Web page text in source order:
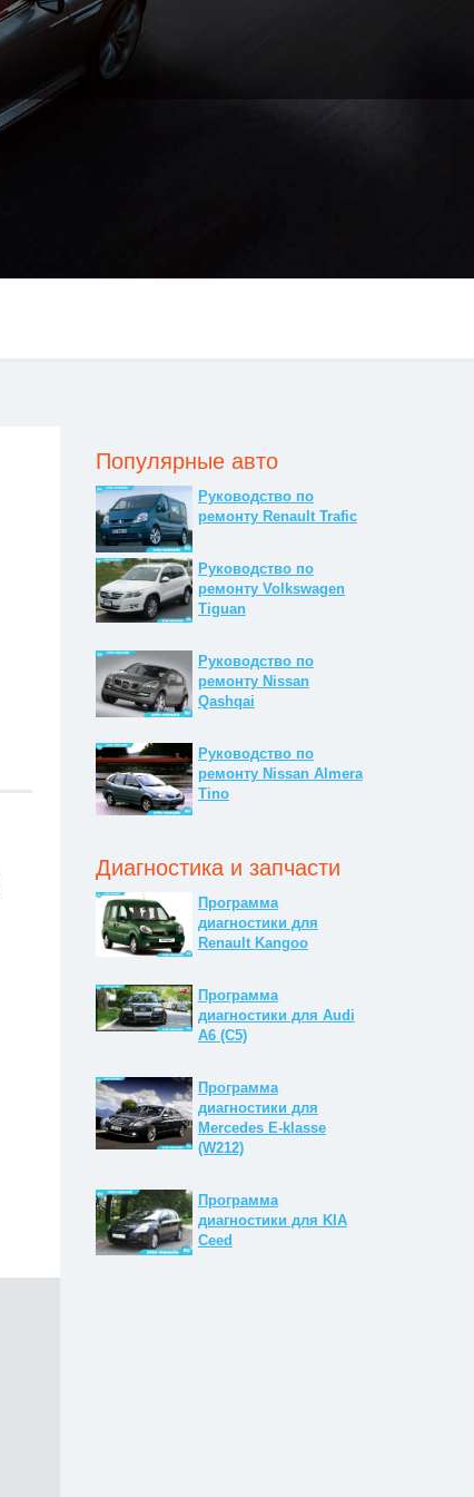
Популярные авто
Руководство по
ремонту Renault Trafic
Руководство по
ремонту Volkswagen
Tiguan
Руководство по
ремонту Nissan
Qashqai
Руководство по
ремонту Nissan Almera
Tino
Диагностика и запчасти
Программа
диагностики для
Renault Kangoo
Программа
диагностики для Audi
A6 (C5)
Программа
диагностики для
Mercedes E-klasse
(W212)
Программа
диагностики для KIA
Ceed